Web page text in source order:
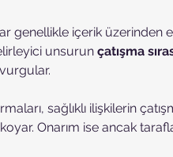
genellikle içerik üzerinden
unsurun çatışma
sağlıklı ilişkilerin
Onarım ise ancak